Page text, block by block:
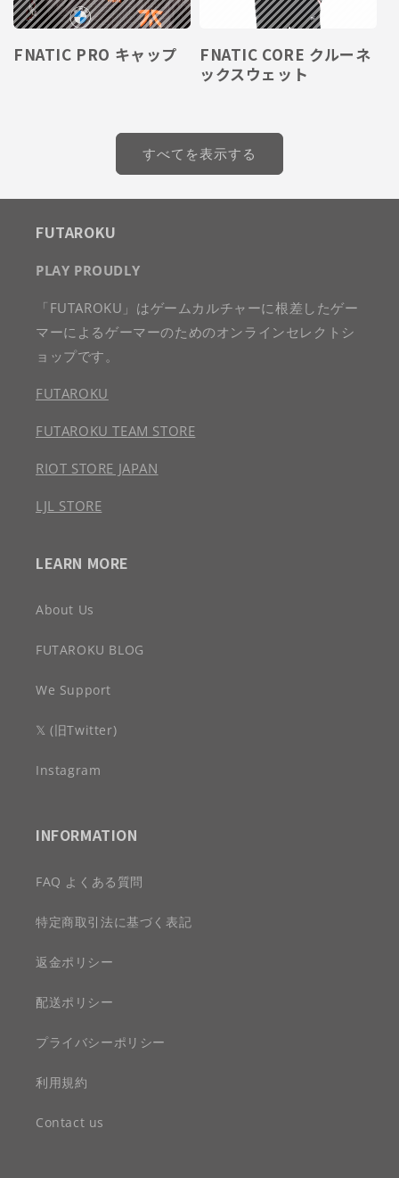
FNATIC PRO キャップ
FNATIC CORE クルーネ
ックスウェット
すべてを表示する
FUTAROKU
PLAY PROUDLY
「FUTAROKU」はゲームカルチャーに根差したゲー
マーによるゲーマーのためのオンラインセレクトシ
ョップです。
FUTAROKU
FUTAROKU TEAM STORE
RIOT STORE JAPAN
LJL STORE
LEARN MORE
About Us
FUTAROKU BLOG
We Support
𝕏 (旧Twitter)
Instagram
INFORMATION
FAQ よくある質問
特定商取引法に基づく表記
返金ポリシー
配送ポリシー
プライバシーポリシー
利用規約
Contact us